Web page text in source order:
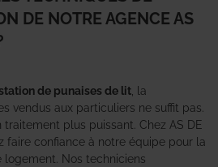
DE NOTRE AGENCE AS
de punaises de lit , la
vendus aux particuliers ne suffit pas.
traitement plus puissant. Chez AS DE
faire confiance à notre équipe pour la
logement. Nos techniciens